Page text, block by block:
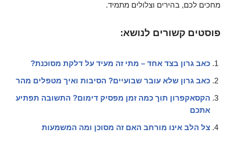
מחכים לכם, בהירים וצלולים מתמיד.
פוסטים קשורים לנושא:
כאב גרון בצד אחד – מתי זה מעיד על דלקת מסוכנת?
כאב גרון שלא עובר שבועיים? הסיבות ואיך מטפלים מהר
הקסאקפרון תוך כמה זמן מפסיק דימום? התשובה תפתיע
אתכם
צל הלב אינו מורחב האם זה מסוכן ומה המשמעות